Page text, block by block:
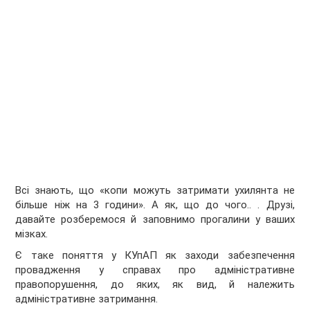
Всі знають, що «копи можуть затримати ухилянта не
більше ніж на 3 години». А як, що до чого.. . Друзі,
давайте розберемося й заповнимо прогалини у ваших
мізках.
Є таке поняття у КУпАП як заходи забезпечення
провадження у справах про адміністративне
правопорушення, до яких, як вид, й належить
адміністративне затримання.